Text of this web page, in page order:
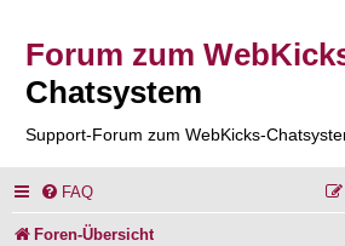
Forum zum
Chatsystem
Support-Forum zum WebKicks-
FAQ
Foren-Übersicht